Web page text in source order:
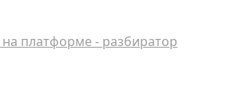
на платформе - разбиратор